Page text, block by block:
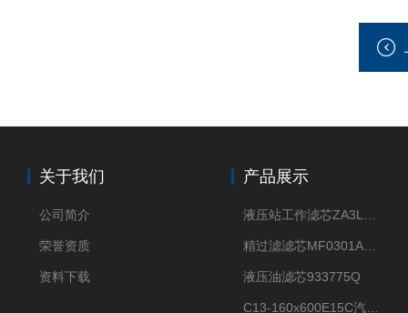
关于我们
公司简介
荣誉资质
资料下载
产品展示
液压油滤芯933775Q